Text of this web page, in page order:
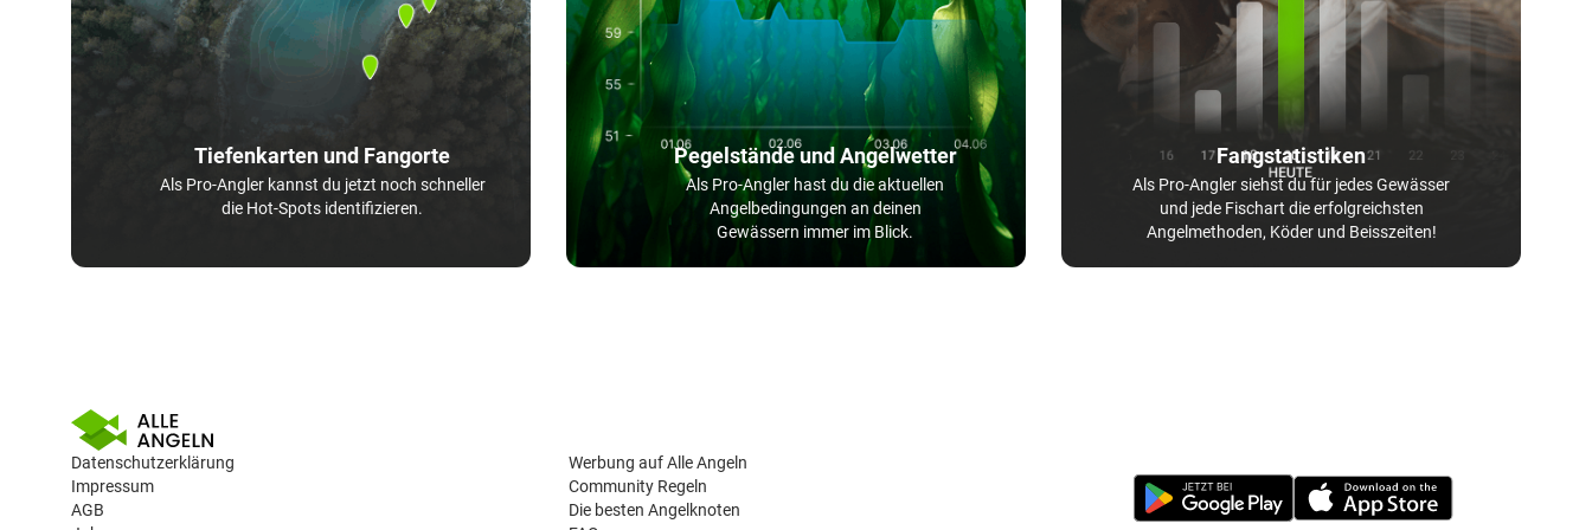
Tiefenkarten und Fangorte
Als Pro-Angler kannst du jetzt noch schneller
die Hot-Spots identifizieren.
Pegelstände und Angelwetter
Als Pro-Angler hast du die aktuellen
Angelbedingungen an deinen
Gewässern immer im Blick.
Fangstatistiken
Als Pro-Angler siehst du für jedes Gewässer
und jede Fischart die erfolgreichsten
Angelmethoden, Köder und Beisszeiten!
Datenschutzerklärung
Impressum
AGB
Werbung auf Alle Angeln
Community Regeln
Die besten Angelknoten